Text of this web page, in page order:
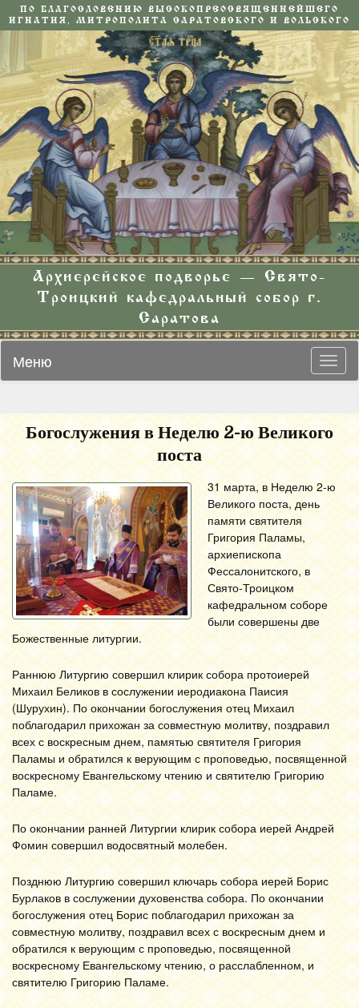
ПО БЛАГОСЛОВЕНИЮ ВЫСОКОПРЕОСВЯЩЕННЕЙШЕГО
ИГНАТИЯ, МИТРОПОЛИТА САРАТОВСКОГО И ВОЛЬСКОГО
Архиерейское подворье — Свято-
Троицкий кафедральный собор г.
Саратова
Меню
Богослужения в Неделю 2-ю Великого
поста
31 марта, в Неделю 2-ю
Великого поста, день
памяти святителя
Григория Паламы,
архиепископа
Фессалонитского, в
Свято-Троицком
кафедральном соборе
были совершены две
Божественные литургии.
Раннюю Литургию совершил клирик собора протоиерей
Михаил Беликов в сослужении иеродиакона Паисия
(Шурухин). По окончании богослужения отец Михаил
поблагодарил прихожан за совместную молитву, поздравил
всех с воскресным днем, памятью святителя Григория
Паламы и обратился к верующим с проповедью, посвященной
воскресному Евангельскому чтению и святителю Григорию
Паламе.
По окончании ранней Литургии клирик собора иерей Андрей
Фомин совершил водосвятный молебен.
Позднюю Литургию совершил ключарь собора иерей Борис
Бурлаков в сослужении духовенства собора. По окончании
богослужения отец Борис поблагодарил прихожан за
совместную молитву, поздравил всех с воскресным днем и
обратился к верующим с проповедью, посвященной
воскресному Евангельскому чтению, о расслабленном, и
святителю Григорию Паламе.